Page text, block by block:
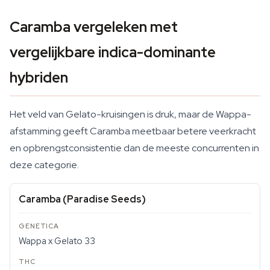
Caramba vergeleken met
vergelijkbare indica-dominante
hybriden
Het veld van Gelato-kruisingen is druk, maar de Wappa-
afstamming geeft Caramba meetbaar betere veerkracht
en opbrengstconsistentie dan de meeste concurrenten in
deze categorie.
Caramba (Paradise Seeds)
Wappa x Gelato 33